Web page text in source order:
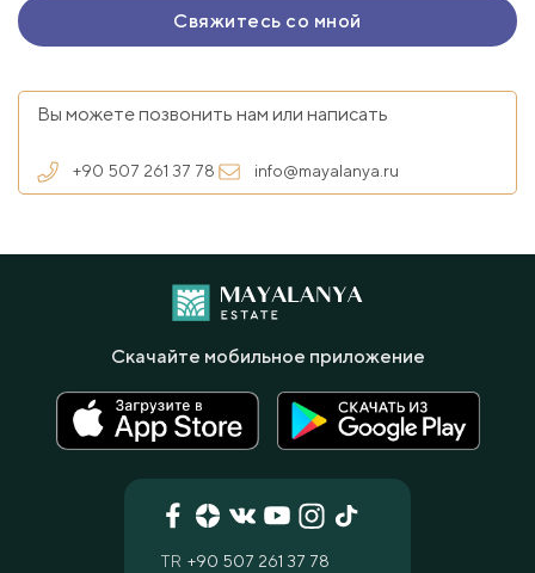
Вы можете позвонить нам или написать
+90 507 261 37 78 info@mayalanya.ru
TR +90 507 261 37 78
Скачайте мобильное приложение